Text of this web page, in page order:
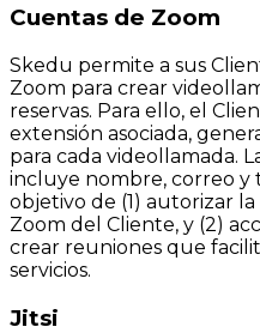
Cuentas de Zoom
Skedu permite a sus
Zoom para crear
reservas. Para ello, el
extensión asociada,
para cada videollamada.
incluye nombre, correo y
objetivo de (1) autorizar
Zoom del Cliente, y (2)
crear reuniones que
servicios.
Jitsi